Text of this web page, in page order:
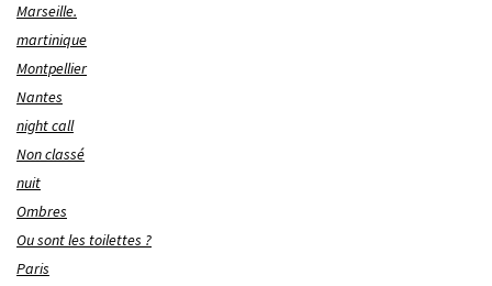
Marseille.
martinique
Montpellier
Nantes
night call
Non classé
nuit
Ombres
Ou sont les toilettes ?
Paris